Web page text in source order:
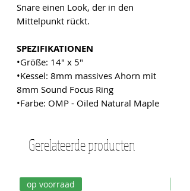
Snare einen Look, der in den
Mittelpunkt rückt.
SPEZIFIKATIONEN
•Größe: 14" x 5"
•Kessel: 8mm massives Ahorn mit
8mm Sound Focus Ring
•Farbe: OMP - Oiled Natural Maple
Gerelateerde producten
op voorraad